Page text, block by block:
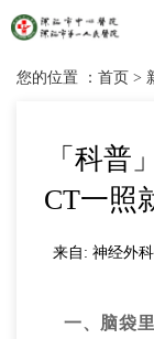
您的位置 ： 首页 >
「科普
CT一照
来自: 神经外
一、脑袋